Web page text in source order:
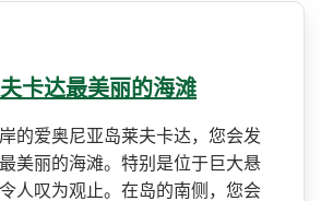
卡达最美丽的海滩
的爱奥尼亚­岛莱夫卡达，您会发
美丽的海滩。特­别是位于巨大悬
人叹为观止。在岛的­南侧，您会